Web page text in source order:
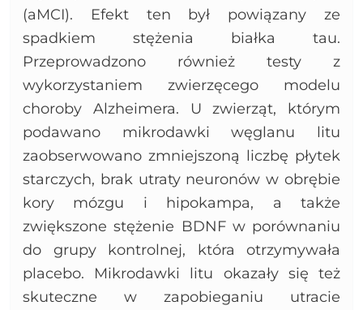
(aMCI). Efekt ten był powiązany ze
spadkiem stężenia białka tau.
Przeprowadzono również testy z
wykorzystaniem zwierzęcego modelu
choroby Alzheimera. U zwierząt, którym
podawano mikrodawki węglanu litu
zaobserwowano zmniejszoną liczbę płytek
starczych, brak utraty neuronów w obrębie
kory mózgu i hipokampa, a także
zwiększone stężenie BDNF w porównaniu
do grupy kontrolnej, która otrzymywała
placebo. Mikrodawki litu okazały się też
skuteczne w zapobieganiu utracie